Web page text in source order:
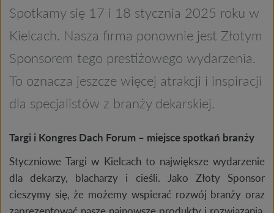
Spotkamy się 17 i 18 stycznia 2025 roku w
Kielcach. Nasza firma ponownie jest Złotym
Sponsorem tego prestiżowego wydarzenia.
To oznacza jeszcze więcej atrakcji i inspiracji
dla specjalistów z branży dekarskiej.
Targi i Kongres Dach Forum – miejsce spotkań branży
Styczniowe Targi w Kielcach to największe wydarzenie
dla dekarzy, blacharzy i cieśli. Jako Złoty Sponsor
cieszymy się, że możemy wspierać rozwój branży oraz